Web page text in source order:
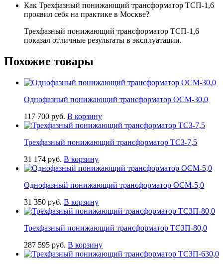
Как Трехфазный понижающий трансформатор ТСП-1,6
проявил себя на практике в Москве?
Трехфазный понижающий трансформатор ТСП-1,6
показал отличные результаты в эксплуатации.
Похожие товары
Однофазный понижающий трансформатор ОСМ-30,0
117 700 руб. В корзину
Трехфазный понижающий трансформатор ТСЗ-7,5
31 174 руб. В корзину
Однофазный понижающий трансформатор ОСМ-5,0
31 350 руб. В корзину
Трехфазный понижающий трансформатор ТСЗП-80,0
287 595 руб. В корзину